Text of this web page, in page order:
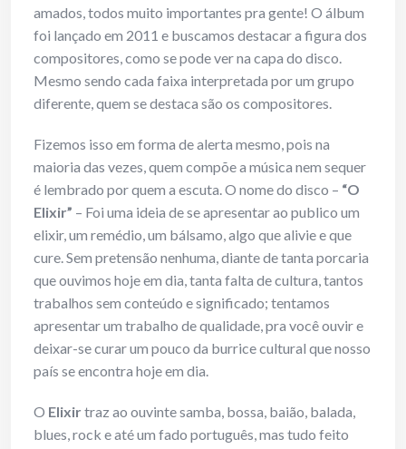
amados, todos muito importantes pra gente! O álbum
foi lançado em 2011 e buscamos destacar a figura dos
compositores, como se pode ver na capa do disco.
Mesmo sendo cada faixa interpretada por um grupo
diferente, quem se destaca são os compositores.
Fizemos isso em forma de alerta mesmo, pois na
maioria das vezes, quem compõe a música nem sequer
é lembrado por quem a escuta. O nome do disco – “O
Elixir” – Foi uma ideia de se apresentar ao publico um
elixir, um remédio, um bálsamo, algo que alivie e que
cure. Sem pretensão nenhuma, diante de tanta porcaria
que ouvimos hoje em dia, tanta falta de cultura, tantos
trabalhos sem conteúdo e significado; tentamos
apresentar um trabalho de qualidade, pra você ouvir e
deixar-se curar um pouco da burrice cultural que nosso
país se encontra hoje em dia.
O Elixirtraz ao ouvinte samba, bossa, baião, balada,
blues, rock e até um fado português, mas tudo feito